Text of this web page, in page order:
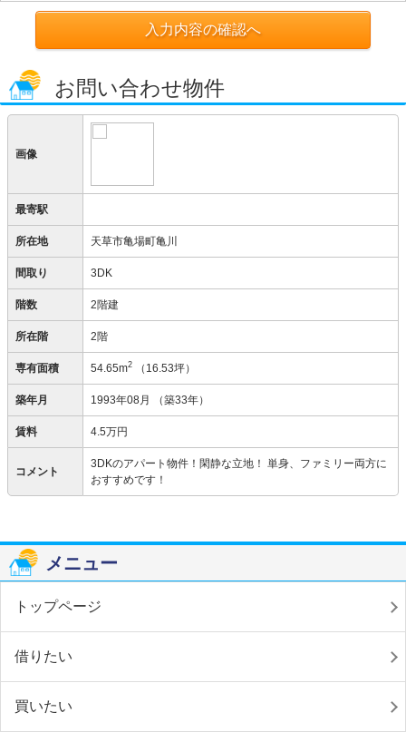
入力内容の確認へ
お問い合わせ物件
画像
最寄駅
所在地 天草市亀場町亀川
間取り 3DK
階数 2階建
所在階 2階
専有面積 54.65m2 （16.53坪）
築年月 1993年08月 （築33年）
賃料 4.5万円
コメント
3DKのアパート物件！閑静な立地！ 単身、ファミリー両方に
おすすめです！
メニュー
トップページ
借りたい
買いたい